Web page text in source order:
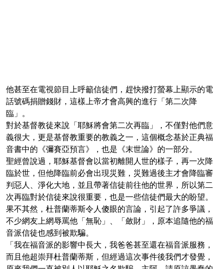
他甚至在電視節目上呼籲信徒們，趕快撥打螢幕上顯示的電
話號碼捐贈錢財，這樣上帝才會高興的進行「第二次降
臨」。
對於基督教徒來說「耶穌將會第二次再臨」，不僅對他們意
義很大，更是基督教重要的教義之一，這個概念基於正典福
音書中的《彌賽亞預言》，也是《末世論》的一部分。
聖經曾說過，耶穌基督會以當初離開人世的樣子，再一次降
臨於世，但他降臨前必會出現災難，災難過後主才會降臨審
判惡人、淨化大地，並且帶著信徒前往他的世界，所以第二
次再臨對於信徒來說很重要，也是一些信徒們最大的盼望。
果不其然，杜普蘭蒂斯令人傻眼的言論，引起了許多爭議，
不少網友上網辱罵他「無恥」、「斂財」，原本追隨他的福
音派信徒也感到被欺騙。
「我在福音派的影響中長大，我爸爸甚至還在福音派服務，
而且他超崇拜杜普蘭蒂斯，但經過這次事件後我們才發覺，